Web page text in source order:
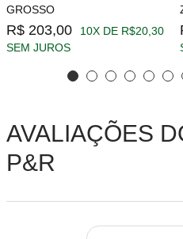
GROSSO
R$ 203,00
10X DE R$20,30
SEM JUROS
AVALIAÇÕES
P&R